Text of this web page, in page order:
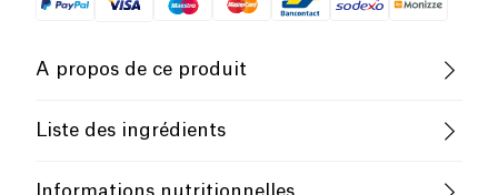
A propos de ce produit
Sans gluten (ingrédients)
Liste des ingrédients